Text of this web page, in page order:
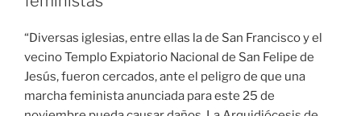
“Diversas iglesias, entre ellas la de San Francisco y el
vecino Templo Expiatorio Nacional de San Felipe de
Jesús, fueron cercados, ante el peligro de que una
marcha feminista anunciada para este 25 de